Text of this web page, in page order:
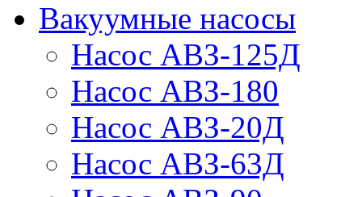
Вакуумные насосы
Насос АВЗ-125Д
Насос АВЗ-180
Насос АВЗ-20Д
Насос АВЗ-63Д